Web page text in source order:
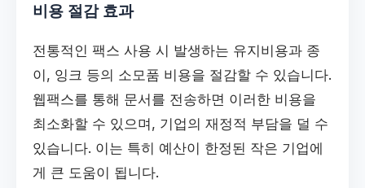
비용 절감 효과
전통적인 팩스 사용 시 발생하는 유지비용과 종
이, 잉크 등의 소모품 비용을 절감할 수 있습니다.
웹팩스를 통해 문서를 전송하면 이러한 비용을
최소화할 수 있으며, 기업의 재정적 부담을 덜 수
있습니다. 이는 특히 예산이 한정된 작은 기업에
게 큰 도움이 됩니다.